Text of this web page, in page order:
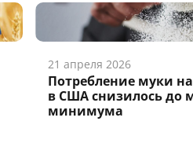
21 апреля 2026
Потребление муки
в США снизилось до
минимума